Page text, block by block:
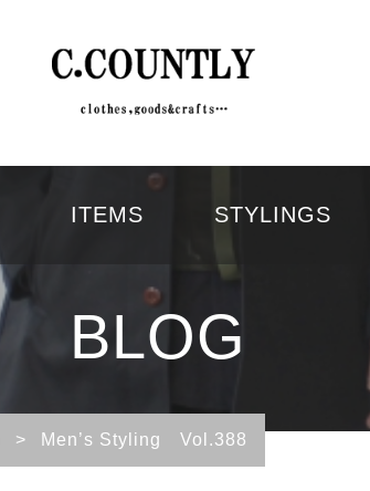
ITEMS STYLINGS
BLOG
> Men’s Styling Vol.388